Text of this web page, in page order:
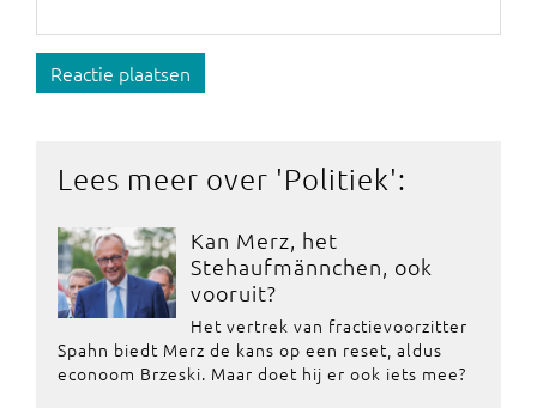
Reactie plaatsen
Lees meer over 'Politiek':
Kan Merz, het
Stehaufmännchen, ook
vooruit?
Het vertrek van fractievoorzitter
Spahn biedt Merz de kans op een reset, aldus
econoom Brzeski. Maar doet hij er ook iets mee?